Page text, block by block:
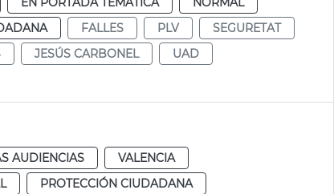
FALLES PLV
SEGURETAT
JESÚS CARBONEL
UAD
AUDIENCIAS
VALENCIA
PROTECCIÓN CIUDADANA